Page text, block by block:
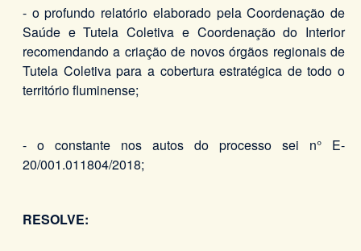
- o profundo relatório elaborado pela Coordenação de
Saúde e Tutela Coletiva e Coordenação do Interior
recomendando a criação de novos órgãos regionais de
Tutela Coletiva para a cobertura estratégica de todo o
território fluminense;
- o constante nos autos do processo sei n° E-
20/001.011804/2018;
RESOLVE: